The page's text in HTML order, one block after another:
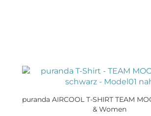
puranda AIRCOOL T-SHIRT TEAM
& Women